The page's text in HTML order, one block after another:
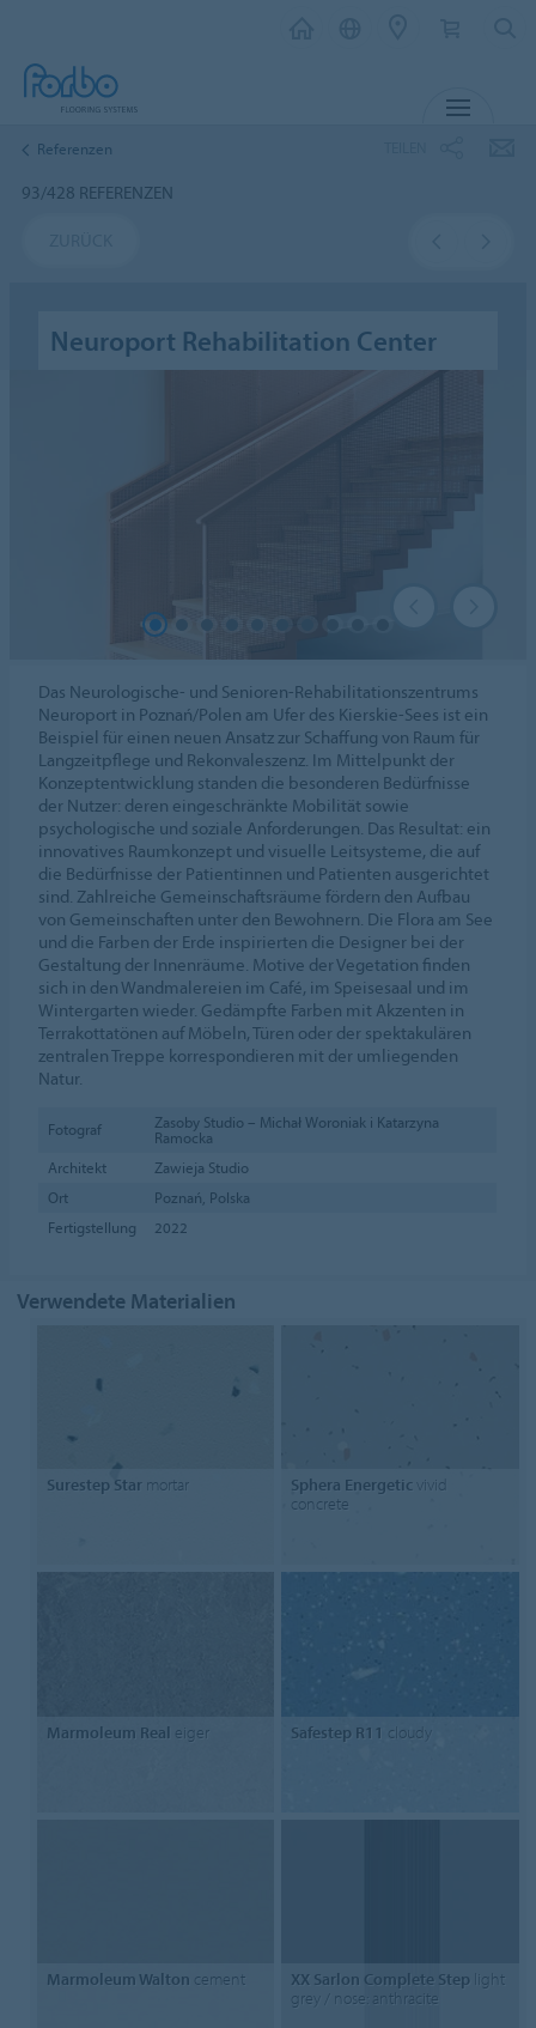
Referenzen
93/428 REFERENZEN
Neuroport Rehabilitation Center
Das Neurologische- und Senioren-Rehabilitationszentrums
Neuroport in Poznań/Polen am Ufer des Kierskie-Sees ist ein
Beispiel für einen neuen Ansatz zur Schaffung von Raum für
Langzeitpflege und Rekonvaleszenz. Im Mittelpunkt der
Konzeptentwicklung standen die besonderen Bedürfnisse
der Nutzer: deren eingeschränkte Mobilität sowie
psychologische und soziale Anforderungen. Das Resultat: ein
innovatives Raumkonzept und visuelle Leitsysteme, die auf
die Bedürfnisse der Patientinnen und Patienten ausgerichtet
sind. Zahlreiche Gemeinschaftsräume fördern den Aufbau
von Gemeinschaften unter den Bewohnern. Die Flora am See
und die Farben der Erde inspirierten die Designer bei der
Gestaltung der Innenräume. Motive der Vegetation finden
sich in den Wandmalereien im Café, im Speisesaal und im
Wintergarten wieder. Gedämpfte Farben mit Akzenten in
Terrakottatönen auf Möbeln, Türen oder der spektakulären
zentralen Treppe korrespondieren mit der umliegenden
Natur.
Fotograf
Zasoby Studio – Michał Woroniak i Katarzyna
Ramocka
Architekt
Zawieja Studio
Ort
Poznań, Polska
Fertigstellung
2022
Verwendete Materialien
Surestep Starmortar Sphera Energetic vivid
concrete
Marmoleum Real eiger Safestep R11 cloudy
Marmoleum Walton cement XX Sarlon Complete Step light
grey / nose: anthracite